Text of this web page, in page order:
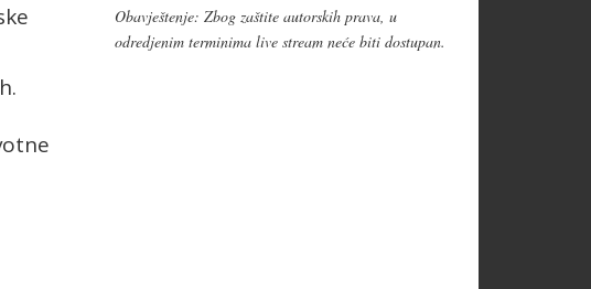
Obavještenje: Zbog zaštite autorskih prava, u
odredjenim terminima live stream neće biti dostupan.